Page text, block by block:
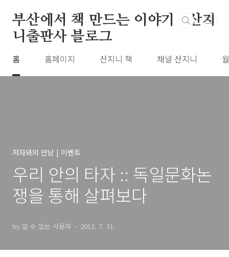
부산에서 책 만드는 이야기 : 산지
니출판사 블로그
홈 홈페이지 산지니 책 채널 산지니
저자와의 만남 | 이벤트
우리 안의 타자 :: 독일문화논
쟁을 통해 살펴보다
by 알 수 없는 사용자 2013. 7. 31.